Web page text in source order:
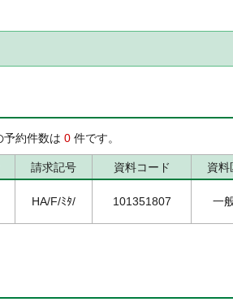
予約件数は 0 件です。
請求記号 資料コード 資料
HA/F/ﾐﾀ/ 101351807 一